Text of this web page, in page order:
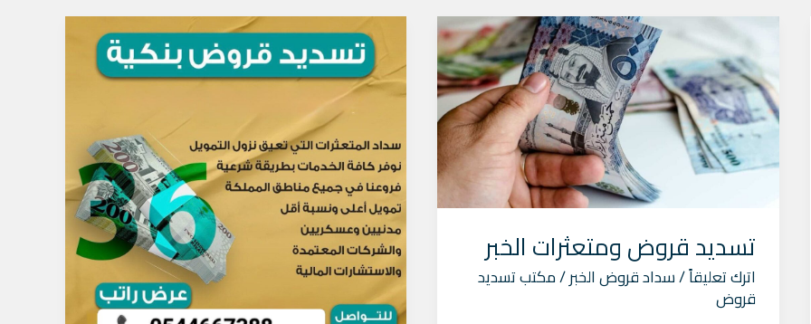
تسديد قروض ومتعثرات الخبر
اترك تعليقاً/سداد قروض الخبر/مكتب تسديد
قروض
قروض
ومتعثرات
الخبر
سداد
واستخراج
قرض
جديد